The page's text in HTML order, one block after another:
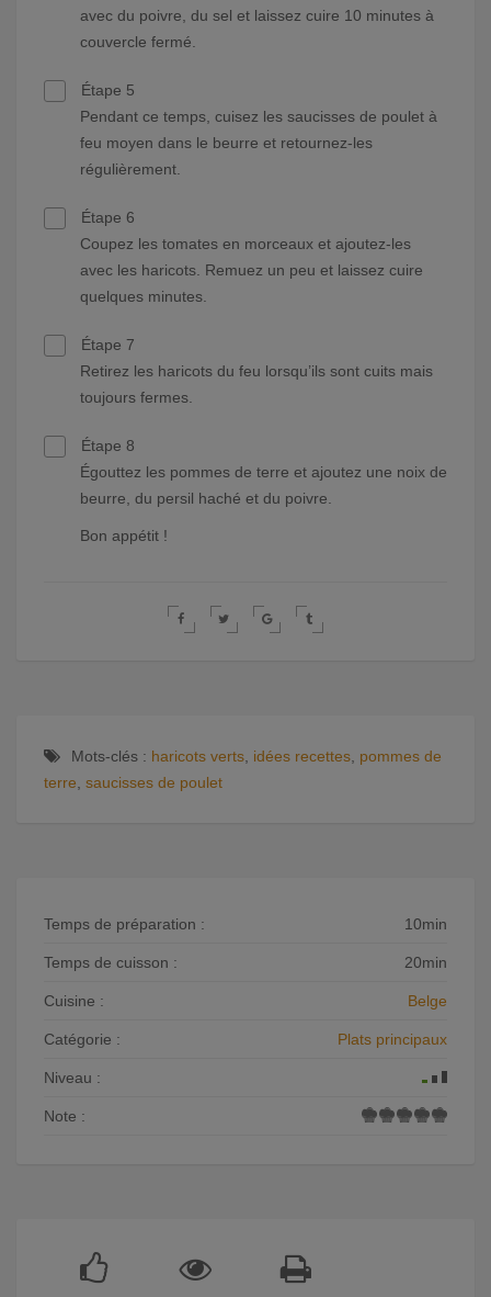
avec du poivre, du sel et laissez cuire 10 minutes à
couvercle fermé.
Étape 5
Pendant ce temps, cuisez les saucisses de poulet à
feu moyen dans le beurre et retournez-les
régulièrement.
Étape 6
Coupez les tomates en morceaux et ajoutez-les
avec les haricots. Remuez un peu et laissez cuire
quelques minutes.
Étape 7
Retirez les haricots du feu lorsqu’ils sont cuits mais
toujours fermes.
Étape 8
Égouttez les pommes de terre et ajoutez une noix de
beurre, du persil haché et du poivre.
Bon appétit !
Mots-clés : haricots verts idées recettes pommes de
terre saucisses de poulet
Temps de préparation : 10min
Temps de cuisson : 20min
Cuisine : Belge
Catégorie : Plats principaux
Niveau :
Note :